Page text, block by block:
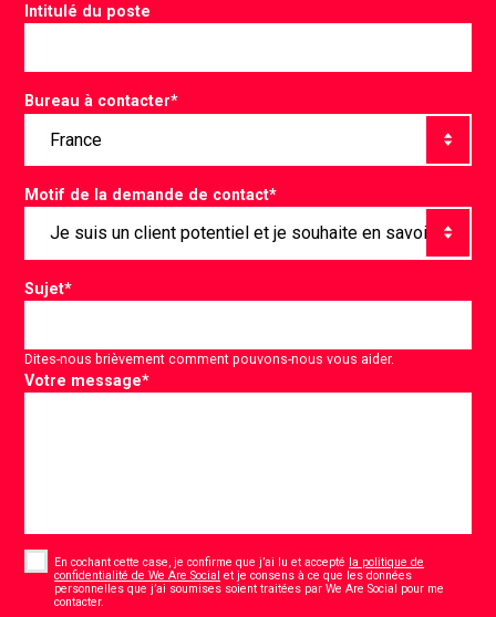
Intitulé du poste
Bureau à contacter*
Motif de la demande de contact*
Sujet*
Dites-nous brièvement comment pouvons-nous vous aider.
Votre message*
En cochant cette case, je confirme que j’ai lu et accepté la politique de
confidentialité de We Are Social et je consens à ce que les données
personnelles que j’ai soumises soient traitées par We Are Social pour me
contacter.